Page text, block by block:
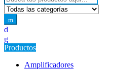
Productos
Amplificadores